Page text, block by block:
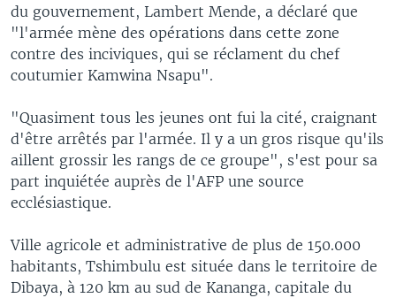
du gouvernement, Lambert Mende, a déclaré que
"l'armée mène des opérations dans cette zone
contre des inciviques, qui se réclament du chef
coutumier Kamwina Nsapu".
"Quasiment tous les jeunes ont fui la cité, craignant
d'être arrêtés par l'armée. Il y a un gros risque qu'ils
aillent grossir les rangs de ce groupe", s'est pour sa
part inquiétée auprès de l'AFP une source
ecclésiastique.
Ville agricole et administrative de plus de 150.000
habitants, Tshimbulu est située dans le territoire de
Dibaya, à 120 km au sud de Kananga, capitale du